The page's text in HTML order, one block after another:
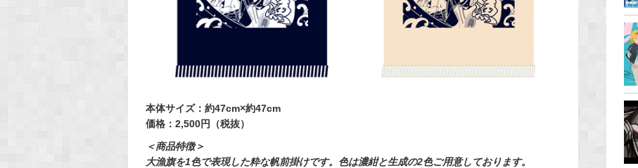
本体サイズ：約47cm×約47cm
価格：2,500円（税抜）
＜商品特徴＞
大漁旗を1色で表現した粋な帆前掛けです。色は濃紺と生成の2色ご用意しております。